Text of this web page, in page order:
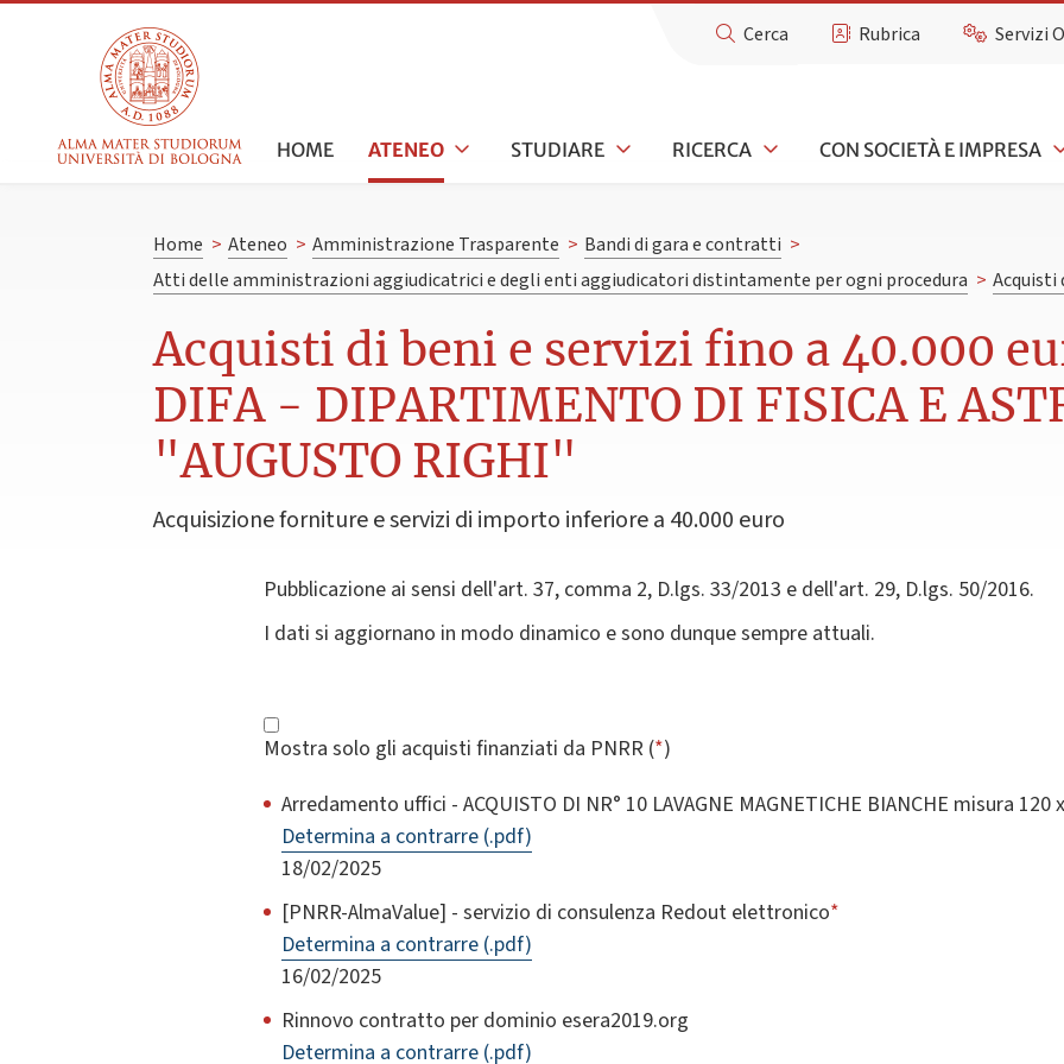
Cerca Rubrica Servizi
HOME ATENEO STUDIARE RICERCA CON SOCIETÀ E IMPRESA
Home > Ateneo > Amministrazione Trasparente > Bandi di gara e contratti >
Atti delle amministrazioni aggiudicatrici e degli enti aggiudicatori distintamente per ogni procedura > Acquisti
Acquisti di beni e servizi fino a 40.000
DIFA - DIPARTIMENTO DI FISICA E
"AUGUSTO RIGHI"
Acquisizione forniture e servizi di importo inferiore a 40.000 euro
Pubblicazione ai sensi dell'art. 37, comma 2, D.lgs. 33/2013 e dell'art. 29, D.lgs. 50/2016.
I dati si aggiornano in modo dinamico e sono dunque sempre attuali.
Mostra solo gli acquisti finanziati da PNRR (*)
Arredamento uffici - ACQUISTO DI NR° 10 LAVAGNE MAGNETICHE BIANCHE misura 120
Determina a contrarre (.pdf)
18/02/2025
[PNRR-AlmaValue] - servizio di consulenza Redout elettronico*
Determina a contrarre (.pdf)
16/02/2025
Rinnovo contratto per dominio esera2019.org
Determina a contrarre (.pdf)